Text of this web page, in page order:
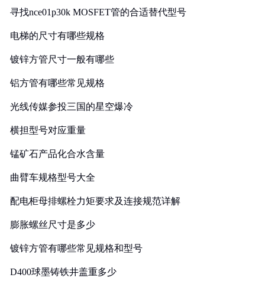
寻找nce01p30k MOSFET管的合适替代型号
电梯的尺寸有哪些规格
镀锌方管尺寸一般有哪些
铝方管有哪些常见规格
光线传媒参投三国的星空爆冷
横担型号对应重量
锰矿石产品化合水含量
曲臂车规格型号大全
配电柜母排螺栓力矩要求及连接规范详解
膨胀螺丝尺寸是多少
镀锌方管有哪些常见规格和型号
D400球墨铸铁井盖重多少